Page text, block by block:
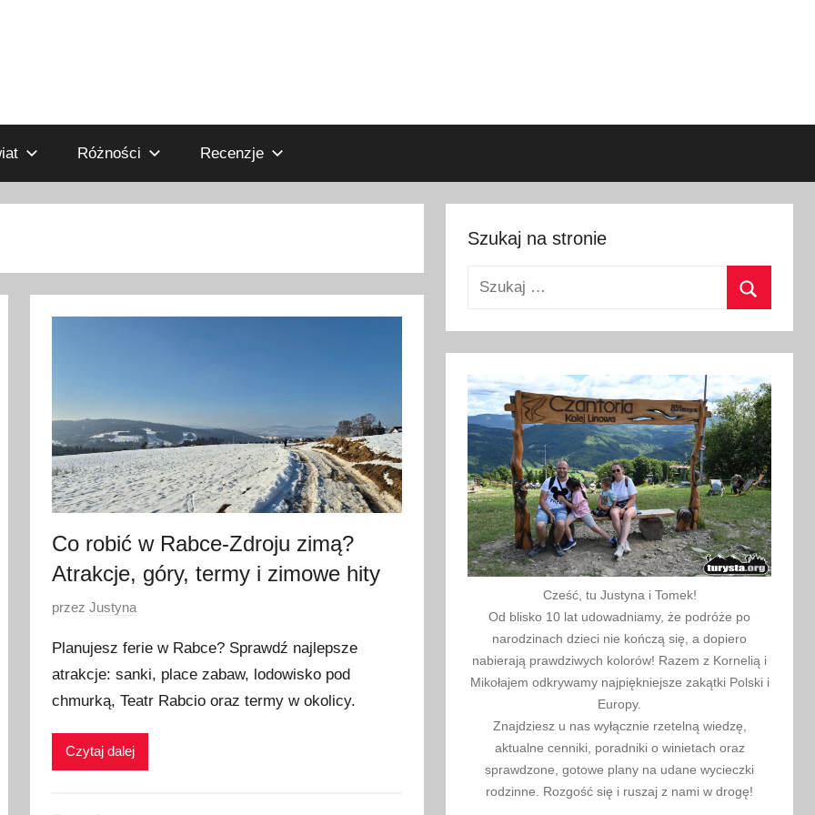
Różności Recenzje
Co robić w Rabce-Zdroju zimą?
Atrakcje, góry, termy i zimowe hity
O
u
b
l
o
przezJustyna
Planujesz ferie w Rabce? Sprawdź najlepsze
atrakcje: sanki, place zabaw, lodowisko pod
chmurką, Teatr Rabcio oraz termy w okolicy.
Czytaj dalej
Szukaj na stronie
Szukaj:
Cześć, tu Justyna i Tomek!
Od blisko 10 lat udowadniamy, że podróże po
narodzinach dzieci nie kończą się, a dopiero
nabierają prawdziwych kolorów! Razem z Kornelią i
Mikołajem odkrywamy najpiękniejsze zakątki Polski i
Europy.
Znajdziesz u nas wyłącznie rzetelną wiedzę,
aktualne cenniki, poradniki o winietach oraz
sprawdzone, gotowe plany na udane wycieczki
rodzinne. Rozgość się i ruszaj z nami w drogę!